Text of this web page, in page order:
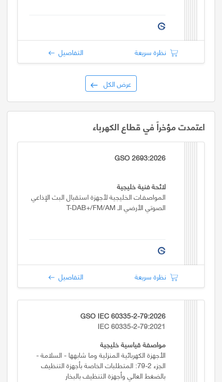
نظرة سريعة التفاصيل
عرض الكل
اعتمدت مؤخراً في قطاع الكهرباء
GSO 2693:2026
لائحة فنية خليجية
المواصفـات الخليجية لأجهزة استقبال البث الإذاعي
الصوتي الأرضي الـ T-DAB+/FM/AM
نظرة سريعة التفاصيل
GSO IEC 60335-2-79:2026
IEC 60335-2-79:2021
مواصفة قياسية خليجية
الأجهزة الكهربائية المنزلية وما شابهها - السلامة -
الجزء 2-79: المتطلبات الخاصة بأجهزة التنظيف
بالضغط العالي وأجهزة التنظيف بالبخار